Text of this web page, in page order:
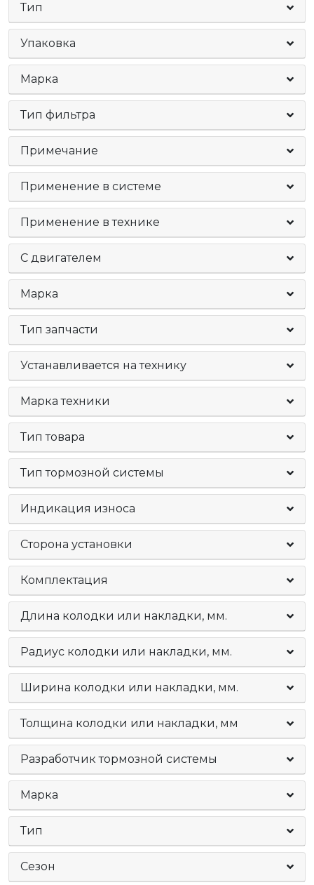
Тип
Упаковка
Марка
Тип фильтра
Примечание
Применение в системе
Применение в технике
C двигателем
Марка
Тип запчасти
Устанавливается на технику
Марка техники
Тип товара
Тип тормозной системы
Индикация износа
Сторона установки
Комплектация
Длина колодки или накладки, мм.
Радиус колодки или накладки, мм.
Ширина колодки или накладки, мм.
Толщина колодки или накладки, мм
Разработчик тормозной системы
Марка
Тип
Сезон